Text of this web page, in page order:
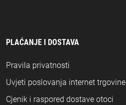
PLAĆANJE I DOSTAVA
Pravila privatnosti
Uvjeti poslovanja internet trgovine
Cjenik i raspored dostave otoci